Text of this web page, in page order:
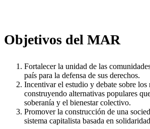
Objetivos del MAR
Fortalecer la unidad de las
país para la defensa de sus derechos.
Incentivar el estudio y debate sobre los
construyendo alternativas populares
soberanía y el bienestar colectivo.
Promover la construcción de una
sistema capitalista basada en